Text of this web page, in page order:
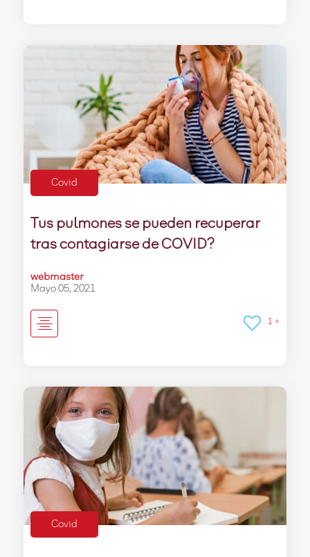
Covid
Tus pulmones se pueden recuperar
tras contagiarse de COVID?
webmaster
Mayo 05, 2021
1 +
Covid